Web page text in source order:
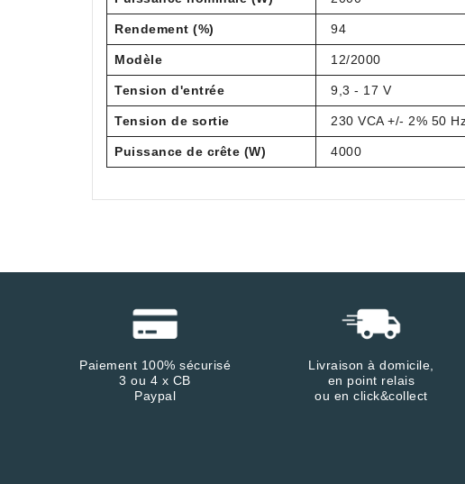
Rendement (%) 94
Modèle 12/2000
Tension d'entrée 9,3 - 17 V
Tension de sortie 230 VCA +/- 2% 50
Puissance de crête (W) 4000
Paiement 100% sécurisé
3 ou 4 x CB
Paypal
Livraison à domicile,
en point relais
ou en click&collect